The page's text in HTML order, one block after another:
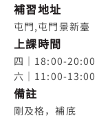
補習地址
屯門,屯門景新臺
上課時間
四｜18:00-20:00
六｜11:00-13:00
備註
剛及格，補底